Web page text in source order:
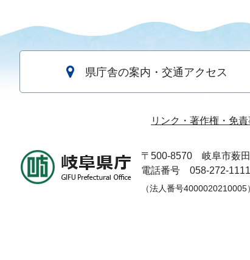
県庁舎の案内・交通アクセス
リンク・著作権・免
〒500-8570
岐阜市薮
電話番号 058-272-1111
（法人番号4000020210005）